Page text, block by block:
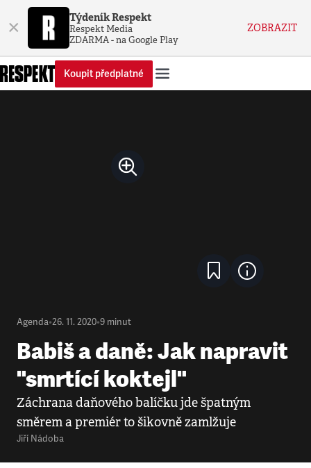
× Týdeník Respekt
Respekt Media
ZDARMA - na Google Play
ZOBRAZIT
Koupit předplatné
Agenda•26. 11. 2020•9 minut
Babiš a daně: Jak napravit
"smrtící koktejl"
Záchrana daňového balíčku jde špatným
směrem a premiér to šikovně zamlžuje
Jiří Nádoba